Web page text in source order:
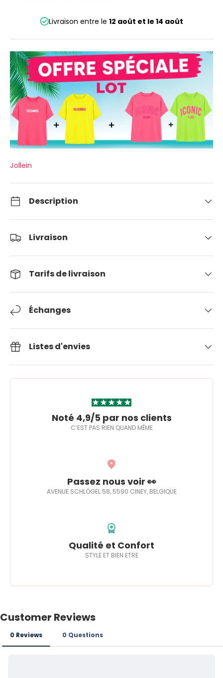
Livraison entre le 12 août et le 14 août
Jollein
Description
Livraison
Tarifs de livraison
Échanges
Listes d'envies
Noté 4,9/5 par nos clients
C’EST PAS RIEN QUAND MÊME
Passez nous voir 👀
AVENUE SCHLÖGEL 58, 5590 CINEY, BELGIQUE
Qualité et Confort
STYLE ET BIEN ETRE